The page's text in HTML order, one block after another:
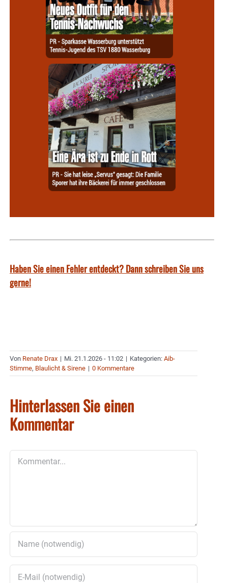
Haben Sie einen Fehler entdeckt? Dann schreiben Sie uns
gerne!
Von Renate Drax | Mi. 21.1.2026 - 11:02 | Kategorien: Aib-
Stimme, Blaulicht & Sirene | 0 Kommentare
Hinterlassen Sie einen
Kommentar